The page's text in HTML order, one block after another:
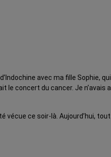
avec ma fille Sophie,
le concert du cancer. Je
ce soir-là. Aujourd’hui, tout